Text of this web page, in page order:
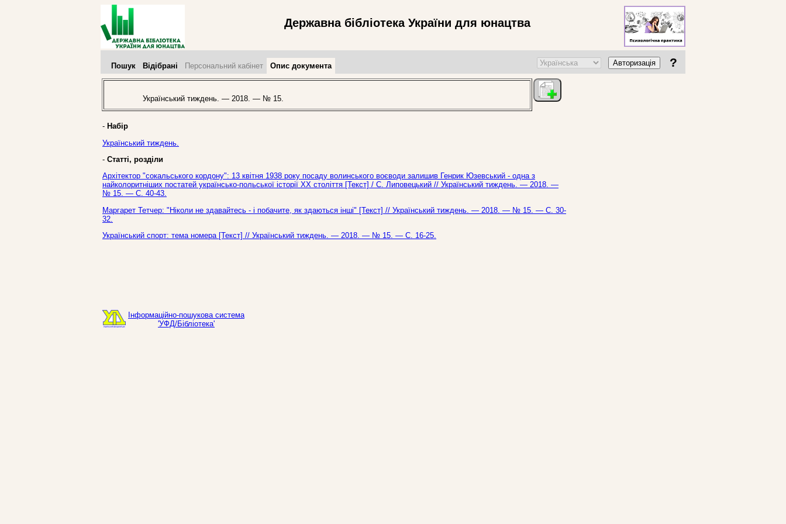
Державна бібліотека України для юнацтва
Пошук Відібрані Персональний кабінет Опис документа Авторизація ?
Український тиждень. — 2018. — № 15.
- Набір
Український тиждень.
- Статті, розділи
Архітектор "сокальського кордону": 13 квітня 1938 року посаду волинського воєводи залишив Генрик Юзевський - одна з
найколоритніших постатей українсько-польської історії ХХ століття [Текст] / С. Липовецький // Український тиждень. — 2018. —
№ 15. — С. 40-43.
Маргарет Тетчер: "Ніколи не здавайтесь - і побачите, як здаються інші" [Текст] // Український тиждень. — 2018. — № 15. — С. 30-
32.
Український спорт: тема номера [Текст] // Український тиждень. — 2018. — № 15. — С. 16-25.
Інформаційно-пошукова система
'УФД/Бібліотека'